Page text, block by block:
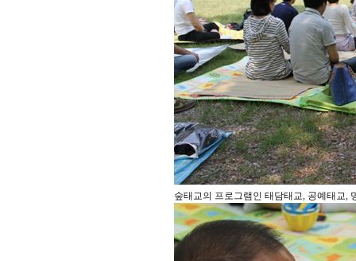
숲태교의 프로그램인 태담태교, 공예태교,